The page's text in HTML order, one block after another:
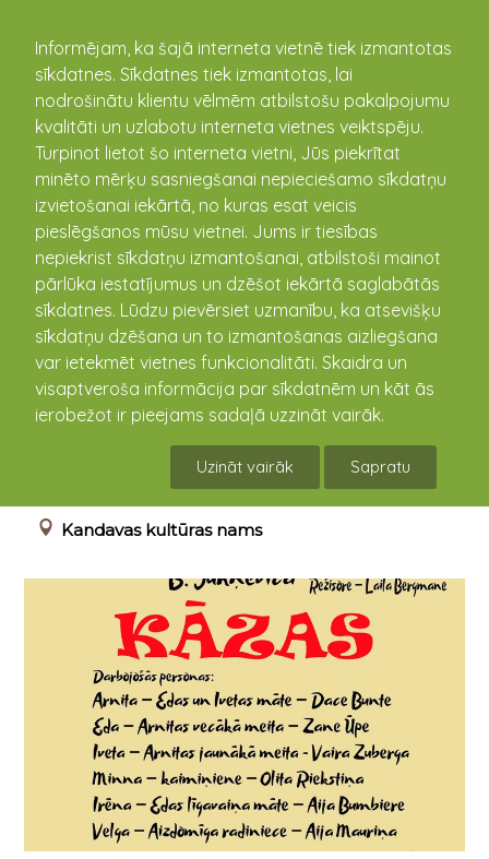
Informējam, ka šajā interneta vietnē tiek izmantotas
sīkdatnes. Sīkdatnes tiek izmantotas, lai
nodrošinātu klientu vēlmēm atbilstošu pakalpojumu
kvalitāti un uzlabotu interneta vietnes veiktspēju.
Turpinot lietot šo interneta vietni, Jūs piekrītat
minēto mērķu sasniegšanai nepieciešamo sīkdatņu
izvietošanai iekārtā, no kuras esat veicis
pieslēgšanos mūsu vietnei. Jums ir tiesības
nepiekrist sīkdatņu izmantošanai, atbilstoši mainot
pārlūka iestatījumus un dzēšot iekārtā saglabātās
sīkdatnes. Lūdzu pievērsiet uzmanību, ka atsevišķu
sīkdatņu dzēšana un to izmantošanas aizliegšana
var ietekmēt vietnes funkcionalitāti. Skaidra un
visaptveroša informācija par sīkdatnēm un kāt ās
ierobežot ir pieejams sadaļā uzzināt vairāk.
Uzināt vairāk Sapratu
kandava.lv
PASĀKUMU
KALENDĀRS
Vandzenes TN Izrāde "Kāzas"
Kandavas kultūras nams